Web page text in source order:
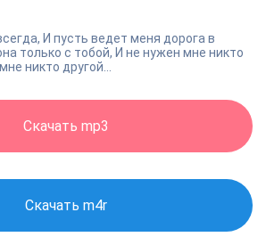
И пусть ведет меня дорога в
только с тобой, И не нужен мне никто
никто другой...
Скачать mp3
Скачать m4r